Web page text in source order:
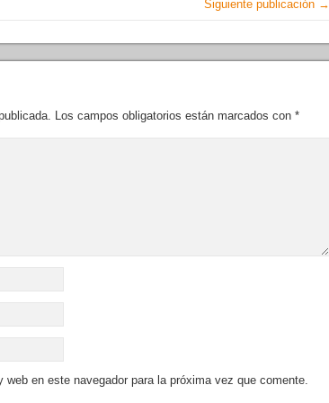
Siguiente publicación →
Los campos obligatorios están marcados con *
en este navegador para la próxima vez que comente.